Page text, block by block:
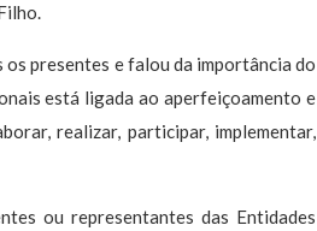
presentes e falou da importância do
está ligada ao aperfeiçoamento e
realizar, participar, implementar,
ou representantes das Entidades